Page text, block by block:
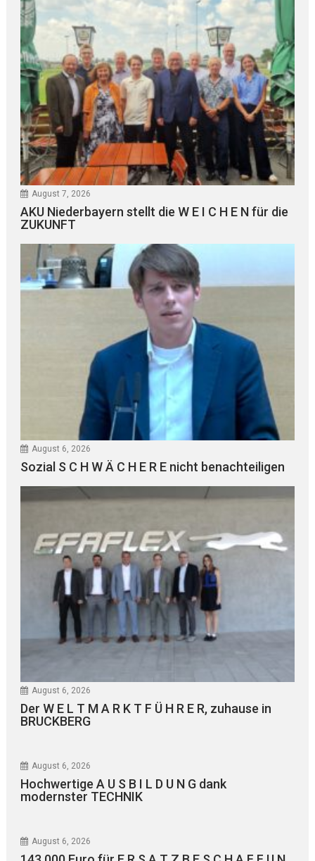
August 7, 2026
AKU Niederbayern stellt die W E I C H E N für die
ZUKUNFT
August 6, 2026
Sozial S C H W Ä C H E R E nicht benachteiligen
August 6, 2026
Der W E L T M A R K T F Ü H R E R, zuhause in
BRUCKBERG
August 6, 2026
Hochwertige A U S B I L D U N G dank
modernster TECHNIK
August 6, 2026